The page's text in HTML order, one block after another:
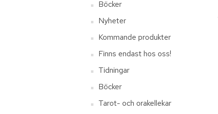
Böcker
Nyheter
Kommande produkter
Finns endast hos oss!
Tidningar
Böcker
Tarot- och orakellekar